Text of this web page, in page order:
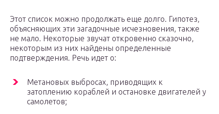
Этот список можно продолжать еще долго. Гипотез,
объясняющих эти загадочные исчезновения, также
не мало. Некоторые звучат откровенно сказочно,
некоторым из них найдены определенные
подтверждения. Речь идет о:
Метановых выбросах, приводящих к
затоплению кораблей и остановке двигателей у
самолетов;